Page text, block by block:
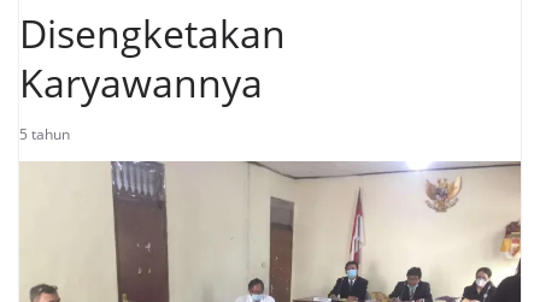
Disengketakan
Karyawannya
5 tahun